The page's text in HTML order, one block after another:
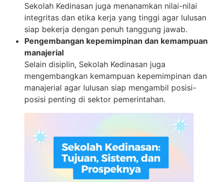
Sekolah Kedinasan juga menanamkan nilai-nilai
integritas dan etika kerja yang tinggi agar lulusan
siap bekerja dengan penuh tanggung jawab.
Pengembangan kepemimpinan dan kemampuan
manajerial
Selain disiplin, Sekolah Kedinasan juga
mengembangkan kemampuan kepemimpinan dan
manajerial agar lulusan siap mengambil posisi-
posisi penting di sektor pemerintahan.